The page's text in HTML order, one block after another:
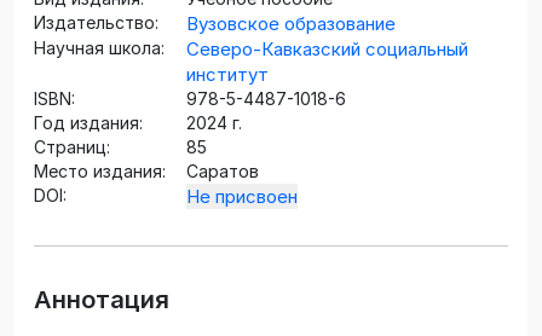
Издательство:
Вузовское образование
Научная школа:
Северо-Кавказский социальный
институт
ISBN:
978-5-4487-1018-6
Год издания:
2024 г.
Страниц:
85
Место издания:
Саратов
DOI:
Не присвоен
Аннотация